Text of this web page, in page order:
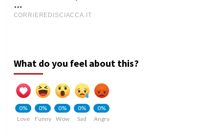
What do you feel about this?
0%
Love
0%
Funny
0%
Wow
0%
Sad
0%
Angry